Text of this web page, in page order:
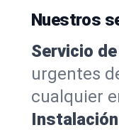
Nuestros
Servicio
urgentes
cualquier